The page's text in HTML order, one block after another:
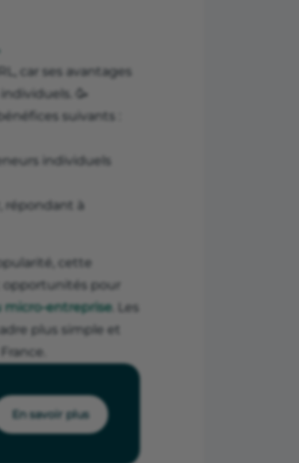
car ses avantages
🥳
suivants :
individuels
répondant à
cette
opportunités pour
micro-entreprise. Les
plus simple et
En savoir plus